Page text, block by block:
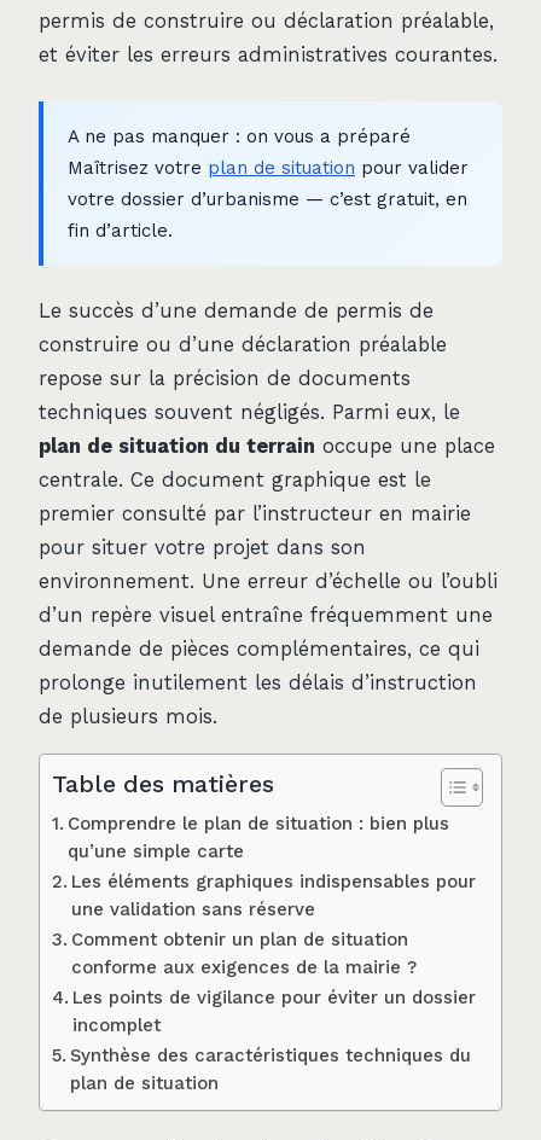
permis de construire ou déclaration préalable,
et éviter les erreurs administratives courantes.
A ne pas manquer : on vous a préparé
Maîtrisez votre plan de situation pour valider
votre dossier d’urbanisme — c’est gratuit, en
fin d’article.
Le succès d’une demande de permis de
construire ou d’une déclaration préalable
repose sur la précision de documents
techniques souvent négligés. Parmi eux, le
plan de situation du terrain occupe une place
centrale. Ce document graphique est le
premier consulté par l’instructeur en mairie
pour situer votre projet dans son
environnement. Une erreur d’échelle ou l’oubli
d’un repère visuel entraîne fréquemment une
demande de pièces complémentaires, ce qui
prolonge inutilement les délais d’instruction
de plusieurs mois.
Table des matières
Comprendre le plan de situation : bien plus
qu’une simple carte
Les éléments graphiques indispensables pour
une validation sans réserve
Comment obtenir un plan de situation
conforme aux exigences de la mairie ?
Les points de vigilance pour éviter un dossier
incomplet
Synthèse des caractéristiques techniques du
plan de situation